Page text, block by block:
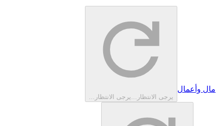
مال وأعمال
يرجى الانتظار... يرجى الانتظار...